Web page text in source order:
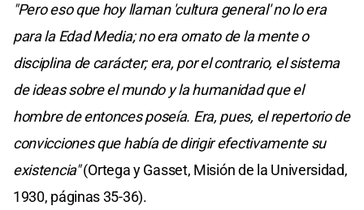
"Pero eso que hoy llaman 'cultura general' no lo era
para la Edad Media; no era ornato de la mente o
disciplina de carácter; era, por el contrario, el sistema
de ideas sobre el mundo y la humanidad que el
hombre de entonces poseía. Era, pues, el repertorio de
convicciones que había de dirigir efectivamente su
existencia"(Ortega y Gasset, Misión de la Universidad,
1930, páginas 35-36).